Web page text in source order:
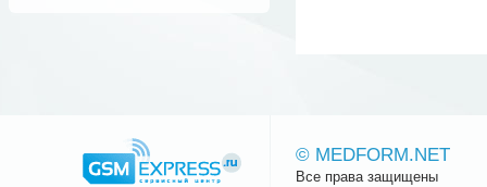
© MEDFORM.NET
Все права защищены